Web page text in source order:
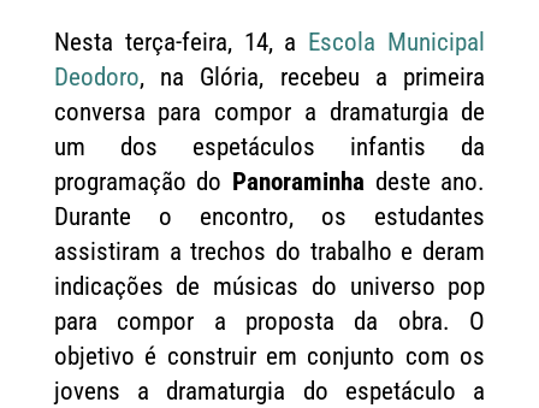
Nesta terça-feira, 14, a Escola Municipal
Deodoro, na Glória, recebeu a primeira
conversa para compor a dramaturgia de
um dos espetáculos infantis da
programação do Panoraminha deste ano.
Durante o encontro, os estudantes
assistiram a trechos do trabalho e deram
indicações de músicas do universo pop
para compor a proposta da obra. O
objetivo é construir em conjunto com os
jovens a dramaturgia do espetáculo a